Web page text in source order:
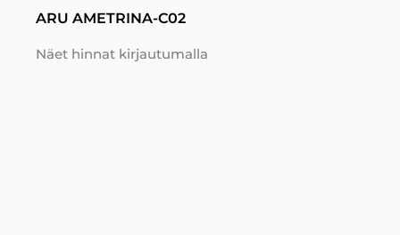
ARU AMETRINA-C02
Näet hinnat kirjautumalla